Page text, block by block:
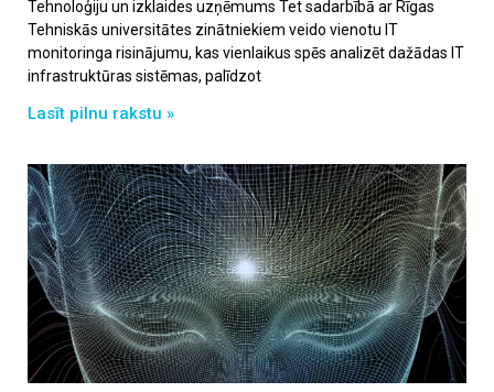
Tehnoloģiju un izklaides uzņēmums Tet sadarbībā ar Rīgas
Tehniskās universitātes zinātniekiem veido vienotu IT
monitoringa risinājumu, kas vienlaikus spēs analizēt dažādas IT
infrastruktūras sistēmas, palīdzot
Lasīt pilnu rakstu »